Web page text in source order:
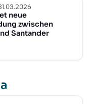
neue
zwischen
Santander